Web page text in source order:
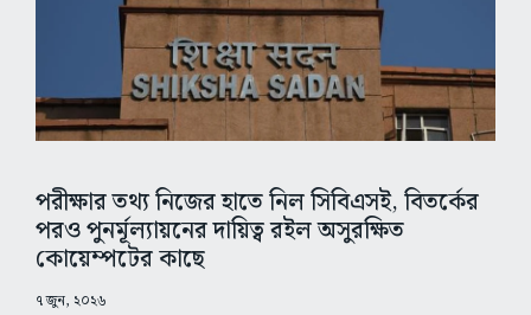
পরীক্ষার তথ্য নিজের হাতে নিল সিবিএসই, বিতর্কের
পরও পুনর্মূল্যায়নের দায়িত্ব রইল অসুরক্ষিত
কোয়েম্পটের কাছে
৭ জুন, ২০২৬